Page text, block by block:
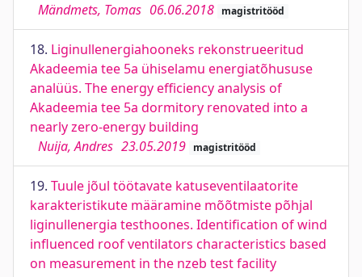
Mändmets, Tomas 06.06.2018 magistritööd
18. Liginullenergiahooneks rekonstrueeritud
Akadeemia tee 5a ühiselamu energiatõhususe
analüüs. The energy efficiency analysis of
Akadeemia tee 5a dormitory renovated into a
nearly zero-energy building
Nuija, Andres 23.05.2019 magistritööd
19. Tuule jõul töötavate katuseventilaatorite
karakteristikute määramine mõõtmiste põhjal
liginullenergia testhoones. Identification of wind
influenced roof ventilators characteristics based
on measurement in the nzeb test facility